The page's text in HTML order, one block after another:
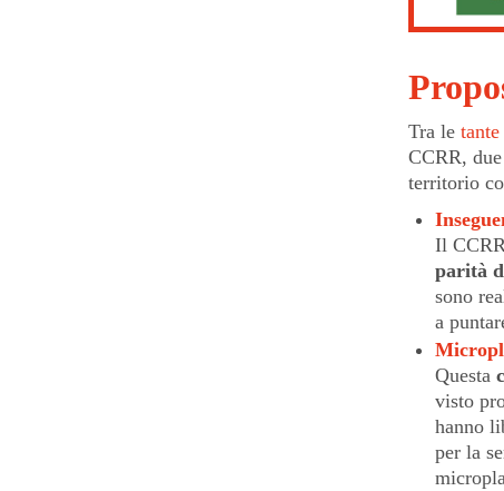
Tra le
CCRR,
territorio
Il
parità
sono
a
Questa
visto
hanno
per la